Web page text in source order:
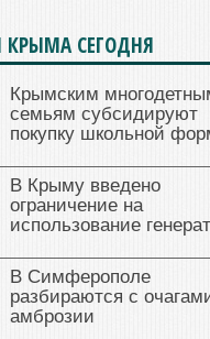
КРЫМА СЕГОДНЯ
Крымским
семьям субсидируют
покупку школьной
В Крыму введено
ограничение на
использование
В Симферополе
разбираются с
амброзии